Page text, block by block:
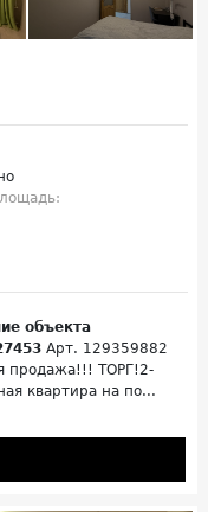
объекта
Арт. 129359882
продажа!!! ТОРГ!2-
квартира на по...